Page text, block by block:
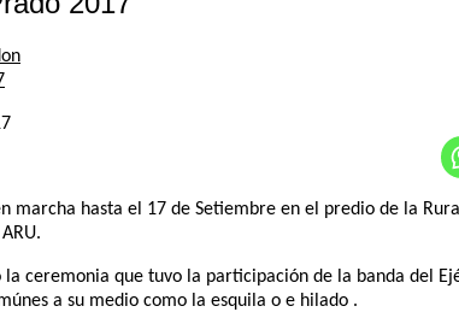
marcha hasta el 17 de Setiembre en el predio de la
la ceremonia que tuvo la participación de la banda del
a su medio como la esquila o e hilado .